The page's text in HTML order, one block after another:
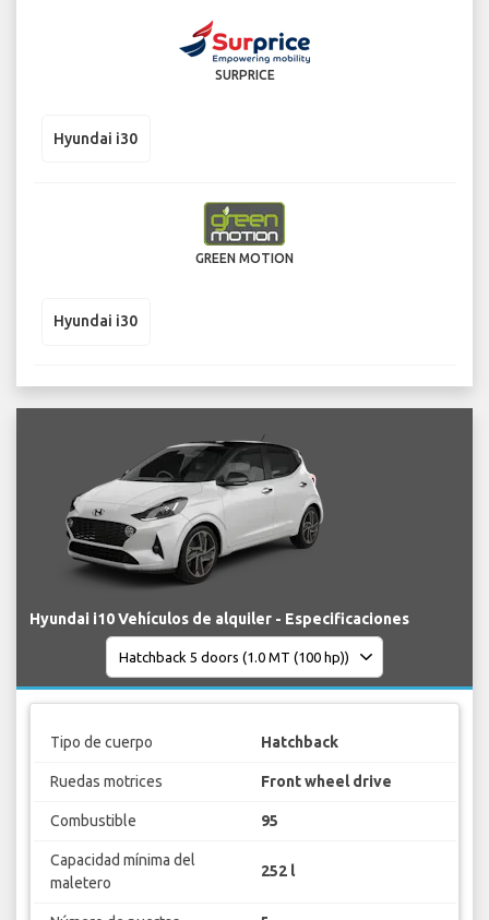
SURPRICE
Hyundai i30
GREEN MOTION
Hyundai i30
Hyundai i10 Vehículos de alquiler - Especificaciones
Tipo de cuerpo Hatchback
Ruedas motrices Front wheel drive
Combustible 95
Capacidad mínima del
maletero
252 l